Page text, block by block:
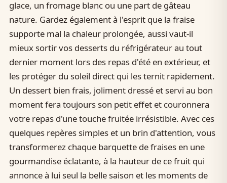
glace, un fromage blanc ou une part de gâteau
nature. Gardez également à l'esprit que la fraise
supporte mal la chaleur prolongée, aussi vaut-il
mieux sortir vos desserts du réfrigérateur au tout
dernier moment lors des repas d'été en extérieur, et
les protéger du soleil direct qui les ternit rapidement.
Un dessert bien frais, joliment dressé et servi au bon
moment fera toujours son petit effet et couronnera
votre repas d'une touche fruitée irrésistible. Avec ces
quelques repères simples et un brin d'attention, vous
transformerez chaque barquette de fraises en une
gourmandise éclatante, à la hauteur de ce fruit qui
annonce à lui seul la belle saison et les moments de